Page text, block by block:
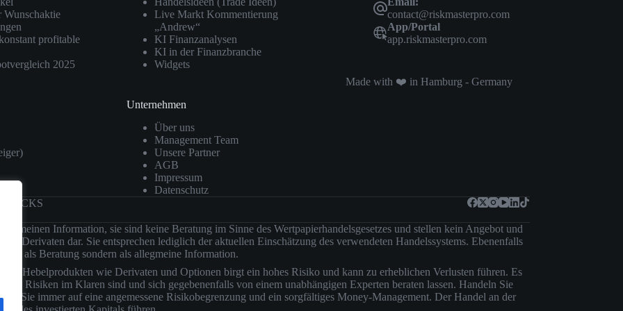
Wunschaktie
profitable
2025
Live Markt Kommentierung
„Andrew“
KI Finanzanalysen
KI in der Finanzbranche
Widgets
Unternehmen
Über uns
Management Team
Unsere Partner
AGB
Impressum
Datenschutz
contact@riskmasterpro.com
App/Portal
app.riskmasterpro.com
Made with ❤️ in Hamburg - Germany
Information, sie sind keine Beratung im Sinne des Wertpapierhandelsgesetzes und stellen kein Angebot und
Derivaten dar. Sie entsprechen lediglich der aktuellen Einschätzung des verwendeten Handelssystems. Ebenenfalls
als Beratung sondern als allegmeine Information.
von Hebelprodukten wie Derivaten und Optionen birgt ein hohes Risiko und kann zu erheblichen Verlusten führen. Es
Risiken im Klaren sind und sich gegebenenfalls von einem unabhängigen Experten beraten lassen. Handeln Sie
Sie immer auf eine angemessene Risikobegrenzung und ein sorgfältiges Money-Management. Der Handel an der